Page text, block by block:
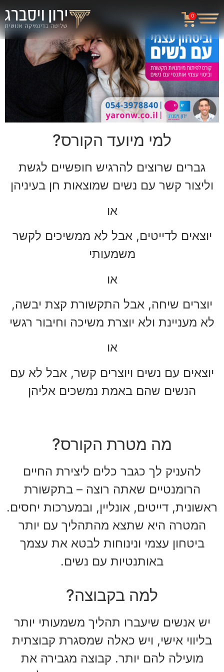
0
למי מיועד הקורס?
גברים שרוצים להרגיש חופשיים לגשת
וליצור קשר עם נשים שמוצאות חן בעיניהן
או
יוצאים לדייטים, אבל לא ממשיכים לקשר
משמעותי
או
יוצרים שיחה, אבל התקשורת קצת יבשה,
לא מעניינת ולא יוצרת משיכה וחיבור רגשי
או
יוצאים עם נשים ויוצרים קשר, אבל לא עם
הנשים שהם באמת נמשכים אליהן
מה מטרת הקורס?
להעניק לך כגבר כלים ליצירת החיים
הרומנטיים שאתה רוצה – בתקשורת
ראשונית, דייטים, אונליין, ובמערכות יחסים.
המטרה היא שתצא מהתהליך עם יותר
ביטחון עצמי ונינוחות לבטא את עצמך
באותנטיות עם נשים.
למה בקבוצה?
יש אנשים שיעברו תהליך משמעותי יותר
בליווי אישי, ויש כאלה שמסגרת קבוצתית
מועילה להם יותר. קבוצה מגבירה את